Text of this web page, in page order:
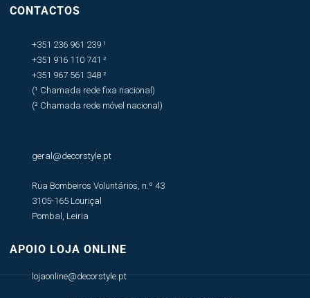
CONTACTOS
+351 236 961 239 ¹
+351 916 110 741 ²
+351 967 561 348 ²
(¹ Chamada rede fixa nacional)
(² Chamada rede móvel nacional)
geral@decorstyle.pt
Rua Bombeiros Voluntários, n.º 43
3105-165 Louriçal
Pombal, Leiria
APOIO LOJA ONLINE
lojaonline@decorstyle.pt